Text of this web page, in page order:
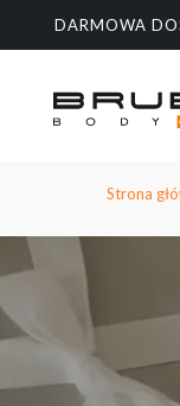
głównej
DARMOWA
Strona